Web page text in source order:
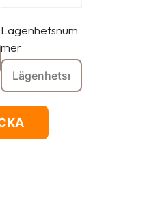
Lägenhetsnum
mer